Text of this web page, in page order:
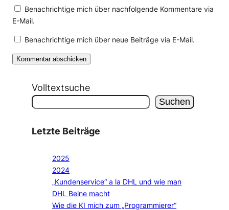
Benachrichtige mich über nachfolgende Kommentare via
E-Mail.
Benachrichtige mich über neue Beiträge via E-Mail.
Volltextsuche
Suchen
Letzte Beiträge
2025
2024
„Kundenservice“ a la DHL und wie man
DHL Beine macht
Wie die KI mich zum „Programmierer“